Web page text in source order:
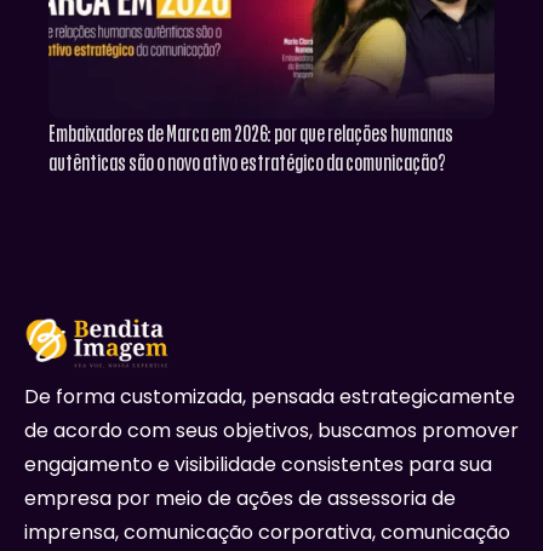
Embaixadores de Marca em 2026: por que relações humanas
autênticas são o novo ativo estratégico da comunicação?
De forma customizada, pensada estrategicamente
de acordo com seus objetivos, buscamos promover
engajamento e visibilidade consistentes para sua
empresa por meio de ações de assessoria de
imprensa, comunicação corporativa, comunicação